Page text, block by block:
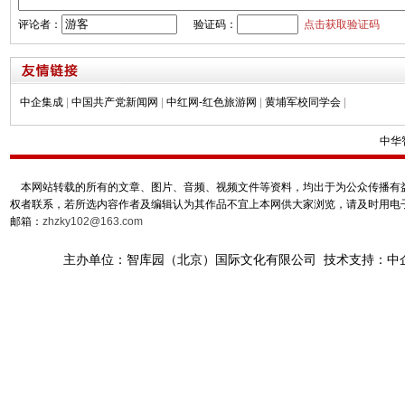
评论者： 验证码： 点击获取验证码
中企集成 中国共产党新闻网 中红网-红色旅游网 黄埔军校同学会
中华
本网站转载的所有的文章、图片、音频、视频文件等资料，均出于为公众传播
权者联系，若所选内容作者及编辑认为其作品不宜上本网供大家浏览，请及时用
邮箱： zhzky102@163.com
主办单位：智库园（北京）国际文化有限公司 技术支持：